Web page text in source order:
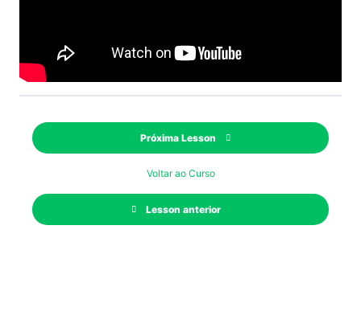
Lesson anterior
Voltar ao Curso
Próxima Lesson